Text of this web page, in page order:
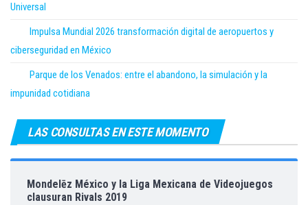
Universal
Impulsa Mundial 2026 transformación digital de aeropuertos y
ciberseguridad en México
Parque de los Venados: entre el abandono, la simulación y la
impunidad cotidiana
LAS CONSULTAS EN ESTE MOMENTO
Mondelēz México y la Liga Mexicana de Videojuegos
clausuran Rivals 2019